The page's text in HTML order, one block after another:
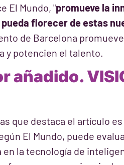
El Mundo, "promueve la
florecer de estas
de Barcelona
y potencien el talento.
añadido.
que destaca el artículo es
El Mundo, puede
la tecnología de